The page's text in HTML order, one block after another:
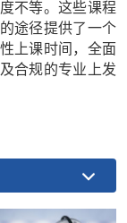
不等。这些课程
途径提供了一个
上课时间，全面
合规的专业上发